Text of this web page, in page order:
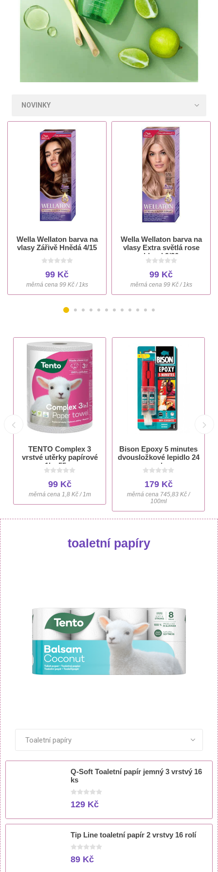
Wella Wellaton barva na
vlasy Zářivě Hnědá 4/15
99 Kč
měrná cena 99 Kč / 1ks
Wella Wellaton barva na
vlasy Extra světlá rose
blond 9/36
99 Kč
měrná cena 99 Kč / 1ks
TENTO Complex 3
vrstvé utěrky papírové
1ks 55 m
99 Kč
měrná cena 1,8 Kč / 1m
Bison Epoxy 5 minutes
dvousložkové lepidlo 24
ml
179 Kč
měrná cena 745,83 Kč /
100ml
toaletní papíry
ZOBRAZIT VŠECHNY PRODUKTY
Q-Soft Toaletní papír jemný 3 vrstvý 16
ks
129 Kč
Tip Line toaletní papír 2 vrstvy 16 rolí
89 Kč